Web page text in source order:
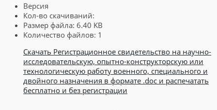
Версия
Кол-во скачиваний:
Размер файла: 6.40 KB
Количество файлов: 1
Скачать Регистрационное свидетельство на научно-
исследовательскую, опытно-конструкторскую или
технологическую работу военного, специального и
двойного назначения в формате .doc и распечатать
бесплатно и без регистрации